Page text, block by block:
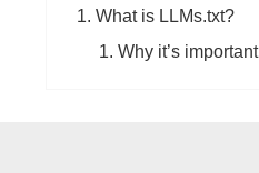
What is LLMs.txt?
Why it’s important